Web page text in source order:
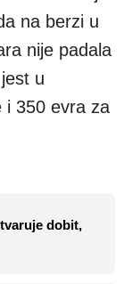
na berzi u
nije padala
u
i 350 evra za
dobit,